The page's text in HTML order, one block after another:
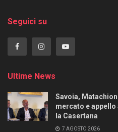
Seguici su
Ultime News
Savoia,
mercato e
la Casertana
7 AGOSTO 2026